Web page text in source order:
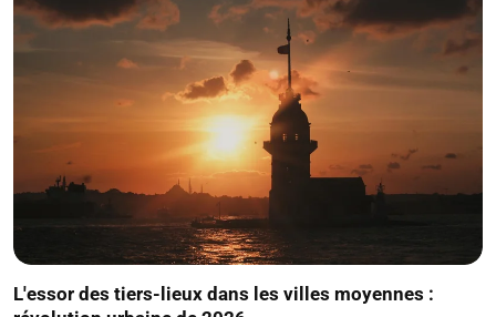
L'essor des tiers-lieux dans les villes moyennes :